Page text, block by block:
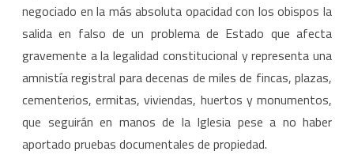
negociado en la más absoluta opacidad con los obispos la
salida en falso de un problema de Estado que afecta
gravemente a la legalidad constitucional y representa una
amnistía registral para decenas de miles de fincas, plazas,
cementerios, ermitas, viviendas, huertos y monumentos,
que seguirán en manos de la Iglesia pese a no haber
aportado pruebas documentales de propiedad.